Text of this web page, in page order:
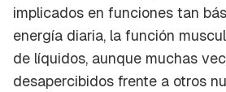
implicados en funciones tan
energía diaria, la función
de líquidos, aunque muchas
desapercibidos frente a otros